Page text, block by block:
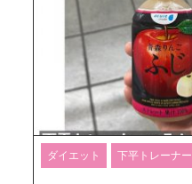
ダイエット 下平トレーナー